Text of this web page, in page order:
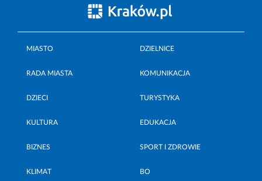
MIASTO DZIELNICE
RADA MIASTA KOMUNIKACJA
DZIECI TURYSTYKA
KULTURA EDUKACJA
BIZNES SPORT I ZDROWIE
KLIMAT BO